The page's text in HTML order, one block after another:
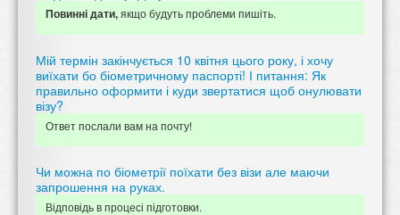
Повинні дати,якщо будуть проблеми пишіть.
Мій термін закінчується 10 квітня цього року, і хочу
виїхати бо біометричному паспорті! І питання: Як
правильно оформити і куди звертатися щоб онулювати
візу?
Ответ послали вам на почту!
Чи можна по біометрії поїхати без візи але маючи
запрошення на руках.
Відповідь в процесі підготовки.